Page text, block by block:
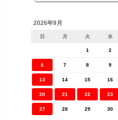
2026年9月
日 月 火 水
1 2
6 7 8 9
13 14 15 16
20 21 22 23
27 28 29 30